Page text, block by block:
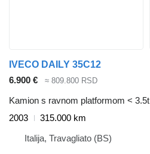
IVECO DAILY 35C12
6.900 €
≈ 809.800 RSD
Kamion s ravnom platformom < 3.5t
2003
315.000 km
Italija, Travagliato (BS)